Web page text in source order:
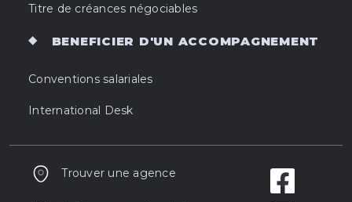
Titre de créances négociables
BENEFICIER D'UN ACCOMPAGNEMENT
Conventions salariales
International Desk
Trouver une agence